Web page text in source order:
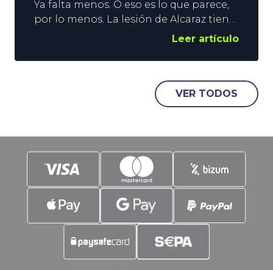
Ya falta menos. O eso es lo que parece,
por lo menos. La lesión de Alcaraz tiene
al español fuera de las pistas desde
entre los 2 mejores tenistas del
momento. Todo hace indicar que
agosto será el mes de la reaparición del
Leer artículo
VER TODOS